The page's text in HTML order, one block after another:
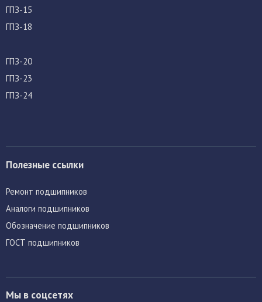
ГПЗ-15
ГПЗ-18
ГПЗ-20
ГПЗ-23
ГПЗ-24
Полезные ссылки
Ремонт подшипников
Аналоги подшипников
Обозначение подшипников
ГОСТ подшипников
Мы в соцсетях